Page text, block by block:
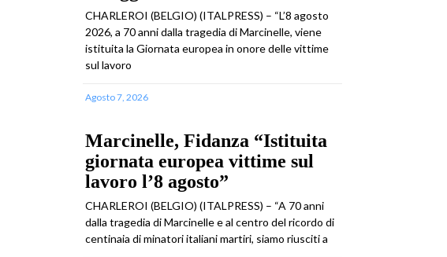
CHARLEROI (BELGIO) (ITALPRESS) – “L’8 agosto
2026, a 70 anni dalla tragedia di Marcinelle, viene
istituita la Giornata europea in onore delle vittime
sul lavoro
Agosto 7, 2026
Marcinelle, Fidanza “Istituita
giornata europea vittime sul
lavoro l’8 agosto”
CHARLEROI (BELGIO) (ITALPRESS) – “A 70 anni
dalla tragedia di Marcinelle e al centro del ricordo di
centinaia di minatori italiani martiri, siamo riusciti a